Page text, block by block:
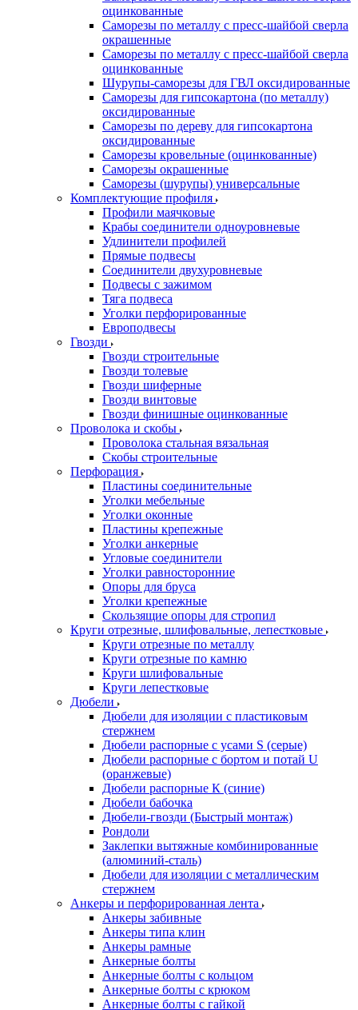
оцинкованные
Саморезы по металлу с пресс-шайбой сверла
окрашенные
Саморезы по металлу с пресс-шайбой сверла
оцинкованные
Шурупы-саморезы для ГВЛ оксидированные
Саморезы для гипсокартона (по металлу)
оксидированные
Саморезы по дереву для гипсокартона
оксидированные
Саморезы кровельные (оцинкованные)
Саморезы окрашенные
Саморезы (шурупы) универсальные
Комплектующие профиля
Профили маячковые
Крабы соединители одноуровневые
Удлинители профилей
Прямые подвесы
Соединители двухуровневые
Подвесы с зажимом
Тяга подвеса
Уголки перфорированные
Европодвесы
Гвозди
Гвозди строительные
Гвозди толевые
Гвозди шиферные
Гвозди винтовые
Гвозди финишные оцинкованные
Проволока и скобы
Проволока стальная вязальная
Скобы строительные
Перфорация
Пластины соединительные
Уголки мебельные
Уголки оконные
Пластины крепежные
Уголки анкерные
Угловые соединители
Уголки равносторонние
Опоры для бруса
Уголки крепежные
Скользящие опоры для стропил
Круги отрезные, шлифовальные, лепестковые
Круги отрезные по металлу
Круги отрезные по камню
Круги шлифовальные
Круги лепестковые
Дюбели
Дюбели для изоляции с пластиковым
стержнем
Дюбели распорные с усами S (серые)
Дюбели распорные c бортом и потай U
(оранжевые)
Дюбели распорные К (синие)
Дюбели бабочка
Дюбели-гвозди (Быстрый монтаж)
Рондоли
Заклепки вытяжные комбинированные
(алюминий-сталь)
Дюбели для изоляции с металлическим
стержнем
Анкеры и перфорированная лента
Анкеры забивные
Анкеры типа клин
Анкеры рамные
Анкерные болты
Анкерные болты с кольцом
Анкерные болты с крюком
Анкерные болты с гайкой